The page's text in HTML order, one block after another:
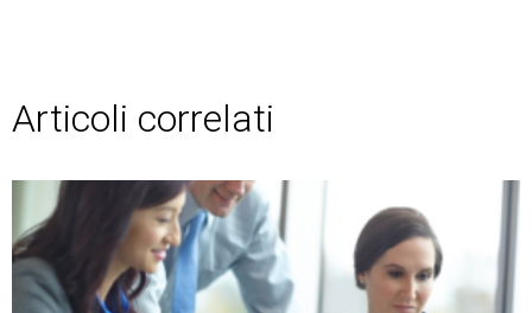
Articoli correlati